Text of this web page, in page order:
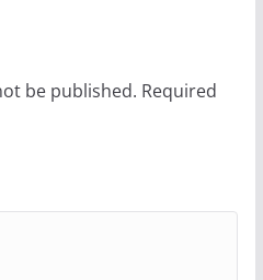
be published. Required